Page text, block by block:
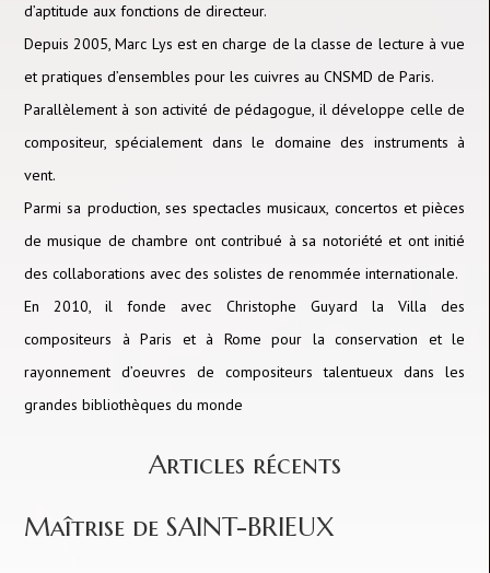
d’aptitude aux fonctions de directeur.
Depuis 2005, Marc Lys est en charge de la classe de lecture à vue
et pratiques d’ensembles pour les cuivres au CNSMD de Paris.
Parallèlement à son activité de pédagogue, il développe celle de
compositeur, spécialement dans le domaine des instruments à
vent.
Parmi sa production, ses spectacles musicaux, concertos et pièces
de musique de chambre ont contribué à sa notoriété et ont initié
des collaborations avec des solistes de renommée internationale.
En 2010, il fonde avec Christophe Guyard la Villa des
compositeurs à Paris et à Rome pour la conservation et le
rayonnement d’oeuvres de compositeurs talentueux dans les
grandes bibliothèques du monde
Articles récents
Maîtrise de SAINT-BRIEUX